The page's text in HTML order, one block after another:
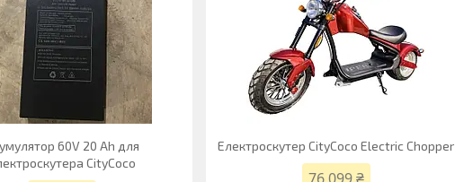
60V 20 Ah для
CityCoco
Електроскутер CityCoco Electric Chopper